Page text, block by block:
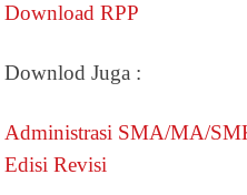
Download RPP
Downlod Juga :
Administrasi SMA/MA/
Edisi Revisi